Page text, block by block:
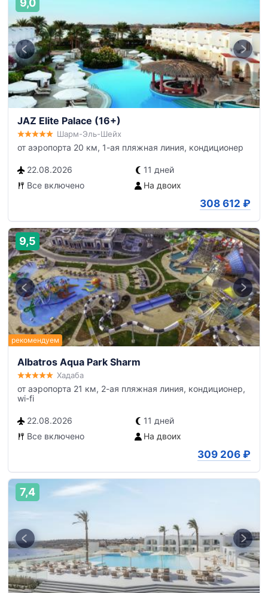
9,0
JAZ Elite Palace (16+)
Шарм-Эль-Шейх
от аэропорта 20 км, 1-ая пляжная линия, кондиционер
22.08.2026
11 дней
Все включено
На двоих
308 612 ₽
9,5
Albatros Aqua Park Sharm
Хадаба
от аэропорта 21 км, 2-ая пляжная линия, кондиционер,
wi-fi
22.08.2026
11 дней
Все включено
На двоих
309 206 ₽
7,4